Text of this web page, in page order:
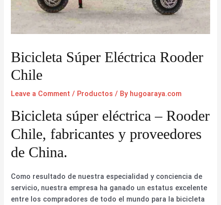
Bicicleta Súper Eléctrica Rooder
Chile
Leave a Comment / Productos / By hugoaraya.com
Bicicleta súper eléctrica – Rooder
Chile, fabricantes y proveedores
de China.
Como resultado de nuestra especialidad y conciencia de
servicio, nuestra empresa ha ganado un estatus excelente
entre los compradores de todo el mundo para la bicicleta